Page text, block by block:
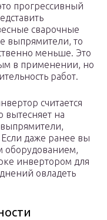
прогрессивный
сварочные
выпрямители, то
меньше. Это
в применении, но
работ.
считается
на
даже ранее вы
оборудованием,
инвертором для
овладеть